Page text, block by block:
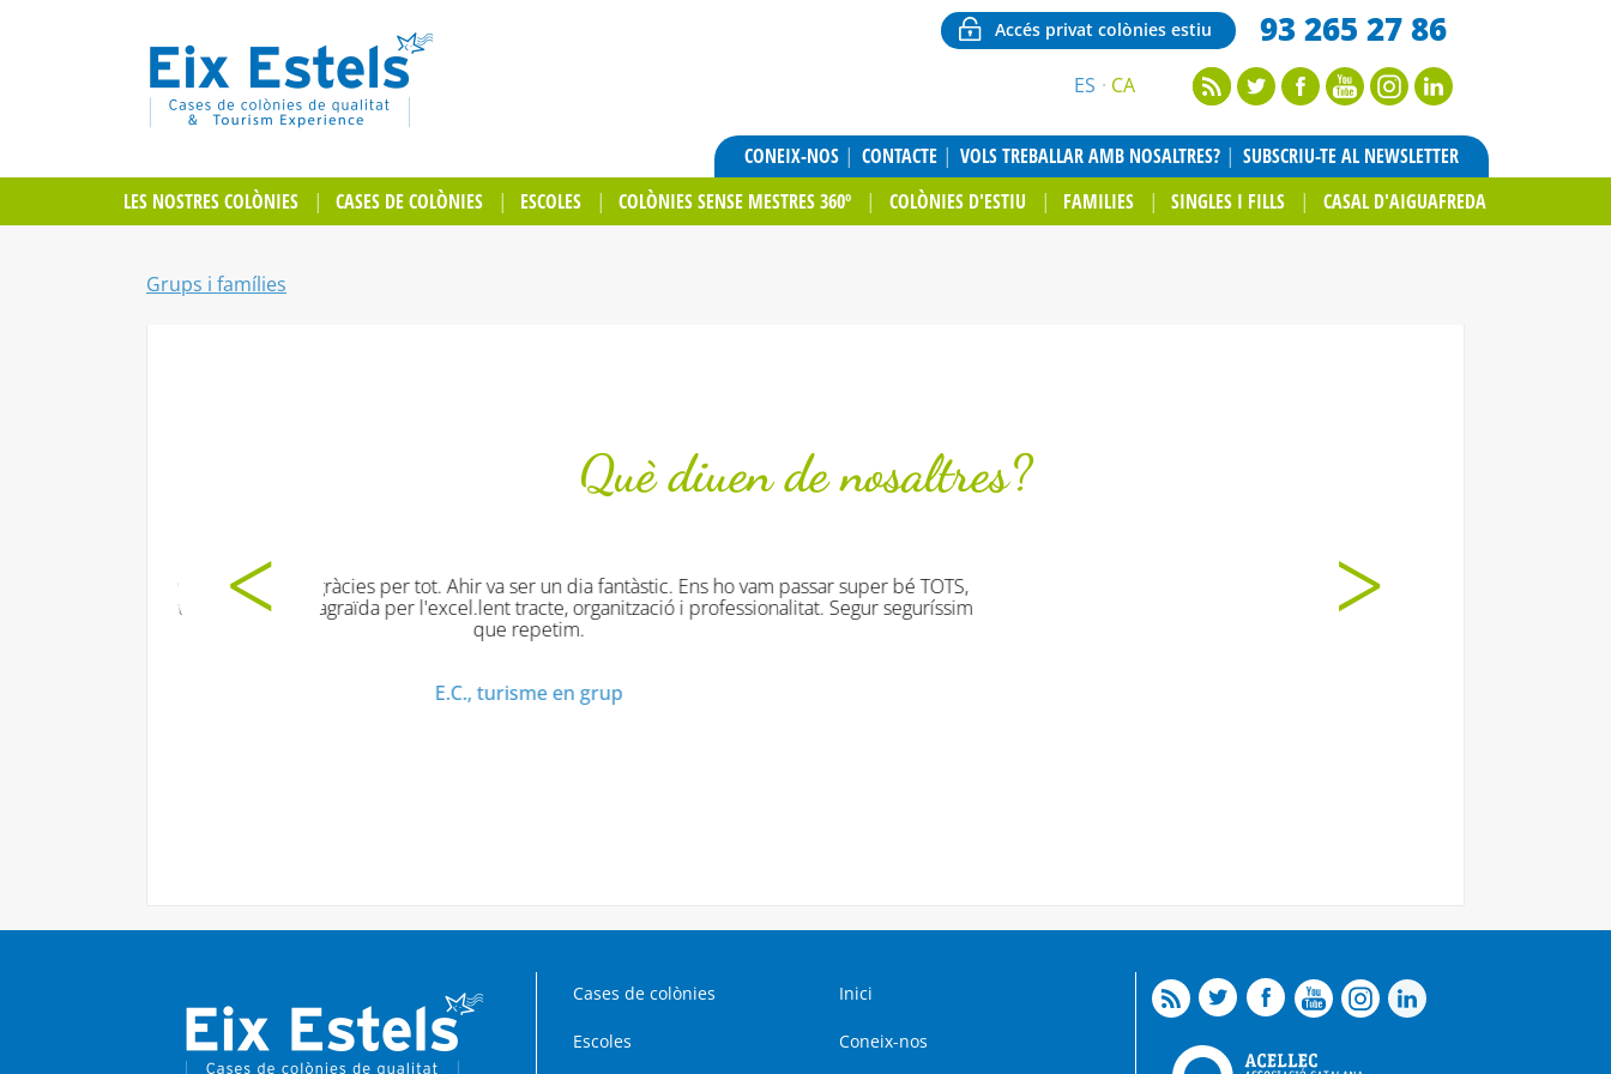
Accés privat colònies estiu 93 265 27 86
ES CA
CONEIX-NOS CONTACTE VOLS TREBALLAR AMB NOSALTRES?
SUBSCRIU-TE AL NEWSLETTER
LES NOSTRES COLÒNIES
CASES DE COLÒNIES ESCOLES COLÒNIES SENSE MESTRES 360º COLÒNIES D'ESTIU FAMILIES SINGLES I FILLS CASAL D'AIGUAFREDA
Grups i famílies
Què diuen de nosaltres?
super bé TOTS,
Segur seguríssim
Tot fantástic!!!! els monitors excelents!! i tornarem!! moltes gràcies!!
Cases de colònies Inici
Escoles Coneix-nos